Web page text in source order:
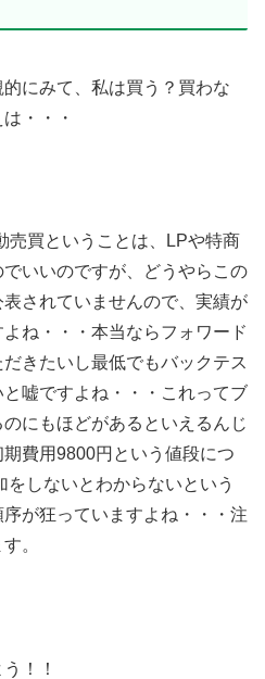
にみて、私は買う？買わな
・・・
売買ということは、LPや特商
いいのですが、どうやらこの
されていませんので、実績が
ね・・・本当ならフォワード
きたいし最低でもバックテス
と嘘ですよね・・・これってブ
にもほどがあるといえるんじ
費用9800円という値段につ
しないとわからないという
が狂っていますよね・・・注
。
！！